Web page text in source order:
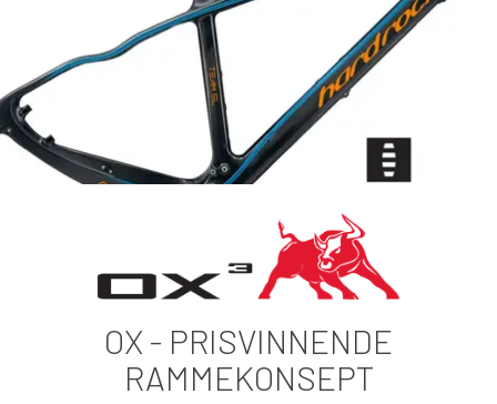
OX - PRISVINNENDE
RAMMEKONSEPT